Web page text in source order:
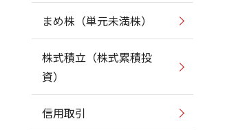
まめ株（単元未満株）
株式積立（株式累積投
資）
信用取引